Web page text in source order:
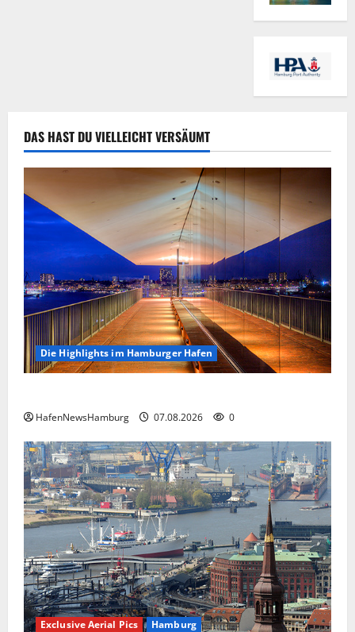
DAS HAST DU VIELLEICHT VERSÄUMT
Die Highlights im Hamburger Hafen
HafenNewsHamburg 07.08.2026 0
Exclusive Aerial Pics Hamburg